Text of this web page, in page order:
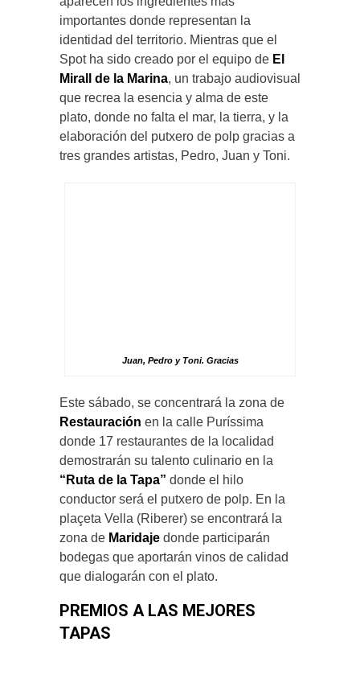
importantes donde representan la
identidad del territorio. Mientras que el
Spot ha sido creado por el equipo de El
Mirall de la Marina, un trabajo audiovisual
que recrea la esencia y alma de este
plato, donde no falta el mar, la tierra, y la
elaboración del putxero de polp gracias a
tres grandes artistas, Pedro, Juan y Toni.
Juan, Pedro y Toni. Gracias
Este sábado, se concentrará la zona de
Restauración en la calle Puríssima
donde 17 restaurantes de la localidad
demostrarán su talento culinario en la
“Ruta de la Tapa” donde el hilo
conductor será el putxero de polp. En la
plaçeta Vella (Riberer) se encontrará la
zona de Maridaje donde participarán
bodegas que aportarán vinos de calidad
que dialogarán con el plato.
PREMIOS A LAS MEJORES
TAPAS